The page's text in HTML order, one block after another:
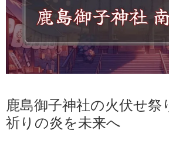
鹿島御子神社の火伏せ祭
祈りの炎を未来へ